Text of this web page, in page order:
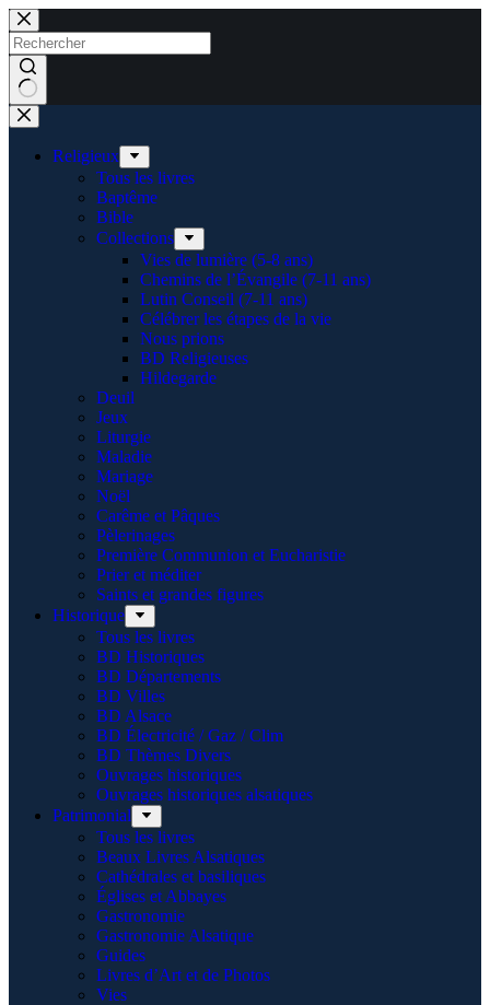
Passer
au
contenu
Aucun
résultat
Religieux
Tous les livres
Baptême
Bible
Collections
Vies de lumière (5-8 ans)
Chemins de l’Évangile (7-11 ans)
Lutin Conseil (7-11 ans)
Célébrer les étapes de la vie
Nous prions
BD Religieuses
Hildegarde
Deuil
Jeux
Liturgie
Maladie
Mariage
Noël
Carême et Pâques
Pèlerinages
Première Communion et Eucharistie
Prier et méditer
Saints et grandes figures
Historique
Tous les livres
BD Historiques
BD Départements
BD Villes
BD Alsace
BD Électricité / Gaz / Clim
BD Thèmes Divers
Ouvrages historiques
Ouvrages historiques alsatiques
Patrimonial
Tous les livres
Beaux Livres Alsatiques
Cathédrales et basiliques
Églises et Abbayes
Gastronomie
Gastronomie Alsatique
Guides
Livres d’Art et de Photos
Vies